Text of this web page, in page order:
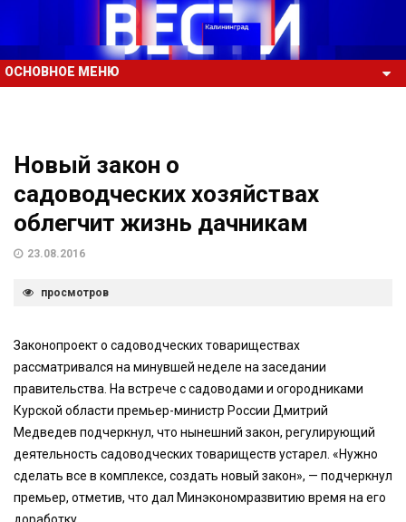
ОСНОВНОЕ МЕНЮ
Новый закон о
садоводческих хозяйствах
облегчит жизнь дачникам
23.08.2016
просмотров
Законопроект о садоводческих товариществах
рассматривался на минувшей неделе на заседании
правительства. На встрече с садоводами и огородниками
Курской области премьер-министр России Дмитрий
Медведев подчеркнул, что нынешний закон, регулирующий
деятельность садоводческих товариществ устарел. «Нужно
сделать все в комплексе, создать новый закон», — подчеркнул
премьер, отметив, что дал Минэкономразвитию время на его
доработку.